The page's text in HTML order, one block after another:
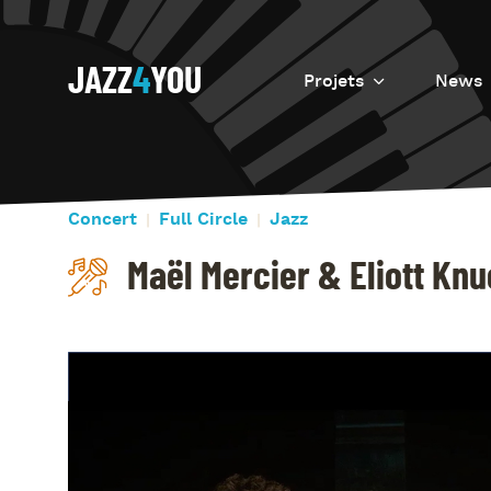
JAZZ4YOU Projets
Introduction
Resurrection
News
Concert Full Circle Jazz
Maël Mercier & Eliott